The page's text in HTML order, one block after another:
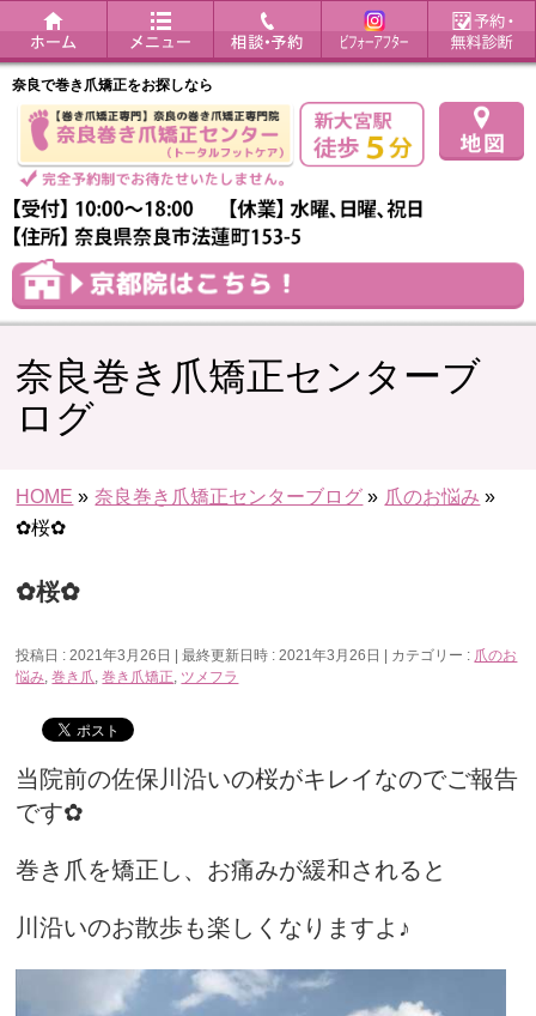
奈良で巻き爪矯正をお探しなら
奈良巻き爪矯正センターブ
ログ
HOME » 奈良巻き爪矯正センターブログ » 爪のお悩み »
✿桜✿
✿桜✿
投稿日 : 2021年3月26日 最終更新日時 : 2021年3月26日 カテゴリー : 爪のお
悩み,巻き爪,巻き爪矯正, ツメフラ
当院前の佐保川沿いの桜がキレイなのでご報告
です✿
巻き爪を矯正し、お痛みが緩和されると
川沿いのお散歩も楽しくなりますよ♪